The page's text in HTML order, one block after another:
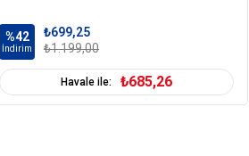
%42
İndirim
₺699,25
₺1.199,00
Havale ile: ₺685,26